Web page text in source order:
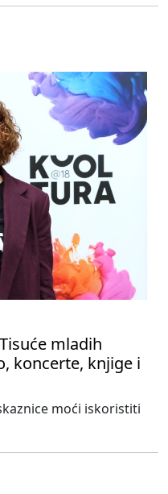
mladih
koncerte, knjige i
moći iskoristiti